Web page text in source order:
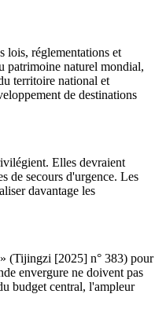
lois, réglementations et
patrimoine naturel mondial,
territoire national et
de destinations
Elles devraient
de secours d'urgence. Les
davantage les
(Tijingzi [2025] n° 383) pour
envergure ne doivent pas
budget central, l'ampleur